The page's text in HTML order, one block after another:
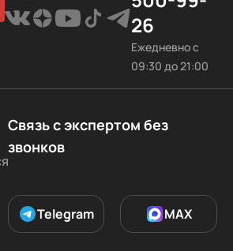
26
Ежедневно с
09:30 до 21:00
Связь с экспертом без
звонков
Telegram MAX